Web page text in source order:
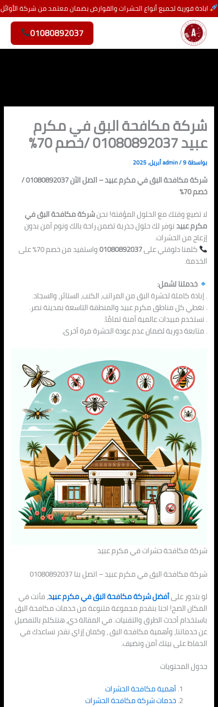
تخطي
إلى
المحتوى
ابادة فورية لجميع أنواع الحشرات والقوارض بضمان معتمد من شركة الأوائل
01080892037
شركة مكافحة البق في مكرم
عبيد 01080892037 /خصم 70%
بواسطة admin/9 أبريل، 2025
شركة مكافحة البق في مكرم عبيد – اتصل الآن 01080892037 /
خصم 70%
لا تضيع وقتك مع الحلول المؤقتة! نحنشركة مكافحة البق في
مكرم عبيدنوفر لك حلول جذرية تضمن راحة بالك ونوم آمن بدون
إزعاج من الحشرات.
كلمنا دلوقتي على01080892037
واستفيد من خصم 70% على
الخدمة.
خدمتنا تشمل:
. إبادة كاملة لحشرة البق من المراتب، الكنب، الستائر، والسجاد.
. نغطي كل مناطق مكرم عبيد والمنطقة التاسعة بمدينة نصر.
. نستخدم مبيدات عالمية آمنة تمامًا.
. متابعة دورية لضمان عدم عودة الحشرة مرة أخرى.
شركة مكافحة حشرات في مكرم عبيد
شركة مكافحة البق في مكرم عبيد – اتصل بنا 01080892037
لو بتدور علىأفضل شركة مكافحة البق في مكرم عبيد، فأنت في
المكان الصح! احنا بنقدم مجموعة متنوعة من خدمات مكافحة البق
باستخدام أحدث الطرق والتقنيات. في المقالة دي، هنتكلم بالتفصيل
عن خدماتنا، وأهمية مكافحة البق ، وكمان إزاي نقدر نساعدك في
الحفاظ على بيتك آمن ونضيف.
جدول المحتويات
أهمية مكافحة الحشرات
خدمات شركة مكافحة الحشرات